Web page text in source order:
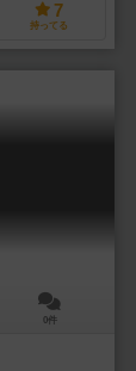
7
持ってる
0件